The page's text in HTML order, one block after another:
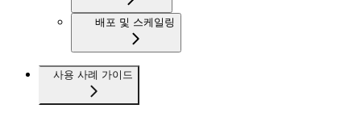
배포 및 스케일링
사용 사례 가이드